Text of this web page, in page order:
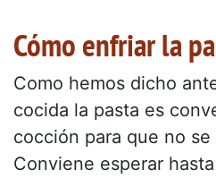
Cómo enfriar la
Como hemos dicho
cocida la pasta es
cocción para que no
Conviene esperar